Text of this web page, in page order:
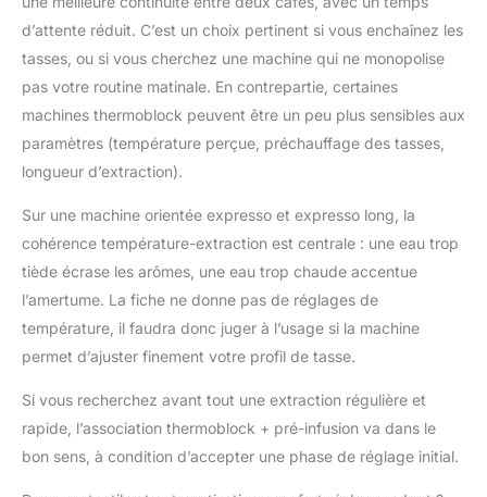
d’attente réduit. C’est un choix pertinent si vous enchaînez les
tasses, ou si vous cherchez une machine qui ne monopolise
pas votre routine matinale. En contrepartie, certaines
machines thermoblock peuvent être un peu plus sensibles aux
paramètres (température perçue, préchauffage des tasses,
longueur d’extraction).
Sur une machine orientée expresso et expresso long, la
cohérence température-extraction est centrale : une eau trop
tiède écrase les arômes, une eau trop chaude accentue
l’amertume. La fiche ne donne pas de réglages de
température, il faudra donc juger à l’usage si la machine
permet d’ajuster finement votre profil de tasse.
Si vous recherchez avant tout une extraction régulière et
rapide, l’association thermoblock + pré-infusion va dans le
bon sens, à condition d’accepter une phase de réglage initial.